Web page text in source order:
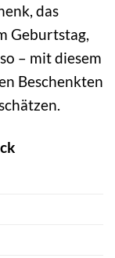
das
Geburtstag,
– mit diesem
Beschenkten